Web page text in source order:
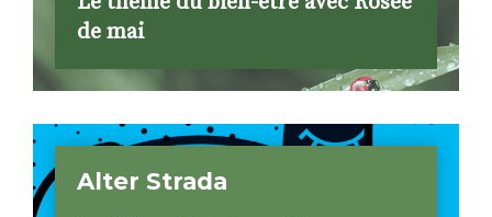
de mai
Alter Strada